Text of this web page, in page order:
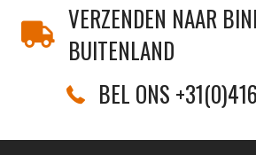
VERZENDEN NAAR
BUITENLAND
BEL ONS